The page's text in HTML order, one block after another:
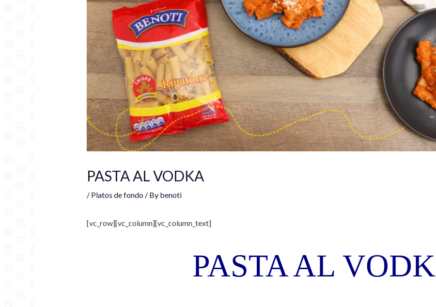
PASTA AL VODKA
/ Platos de fondo/ By benoti
[vc_row][vc_column][vc_column_text]
PASTA AL